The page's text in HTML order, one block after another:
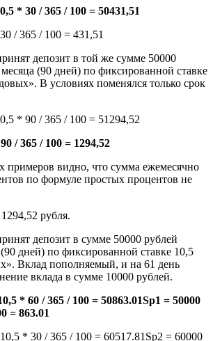
* 30 / 365 / 100 = 50431,51
/ 365 / 100 = 431,51
депозит в той же сумме 50000
(90 дней) по фиксированной ставке
В условиях поменялся только срок
* 90 / 365 / 100 = 51294,52
/ 365 / 100 = 1294,52
примеров видно, что сумма ежемесячно
по формуле простых процентов не
рубля.
депозит в сумме 50000 рублей
дней) по фиксированной ставке 10,5
Вклад пополняемый, и на 61 день
вклада в сумме 10000 рублей.
* 60 / 365 / 100 = 50863.01Sp1 = 50000
= 863.01
* 30 / 365 / 100 = 60517.81Sp2 = 60000